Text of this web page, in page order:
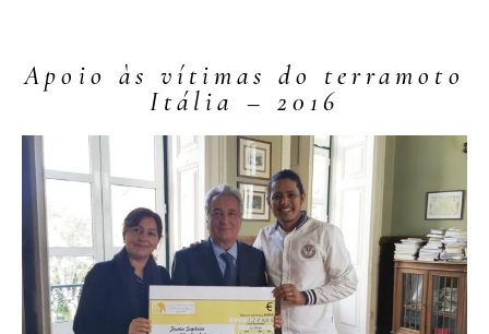
Apoio às vítimas do terramoto
Itália – 2016